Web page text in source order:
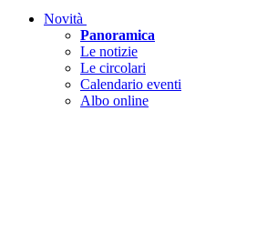
Novità
Panoramica
Le notizie
Le circolari
Calendario eventi
Albo online